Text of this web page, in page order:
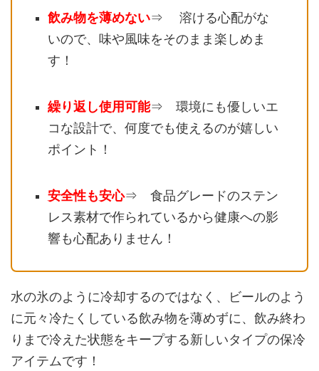
飲み物を薄めない⇒ 溶ける心配がな
いので、味や風味をそのまま楽しめま
す！
繰り返し使用可能⇒ 環境にも優しいエ
コな設計で、何度でも使えるのが嬉しい
ポイント！
安全性も安心⇒ 食品グレードのステン
レス素材で作られているから健康への影
響も心配ありません！
水の氷のように冷却するのではなく、ビールのよう
に元々冷たくしている飲み物を薄めずに、飲み終わ
りまで冷えた状態をキープする新しいタイプの保冷
アイテムです！